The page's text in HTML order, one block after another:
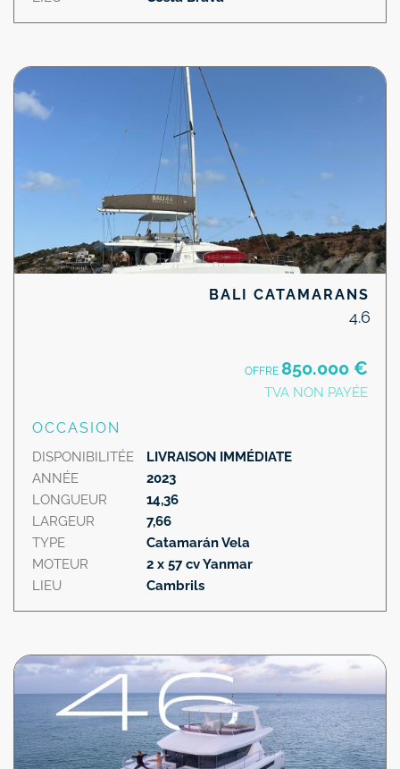
BALI CATAMARANS
4.6
OFFRE 850.000 €
TVA NON PAYÉE
OCCASION
DISPONIBILITÉE
ANNÉE
LONGUEUR
LARGEUR
TYPE
MOTEUR
LIEU
LIVRAISON IMMÉDIATE
2023
14,36
7,66
Catamarán Vela
2 x 57 cv Yanmar
Cambrils